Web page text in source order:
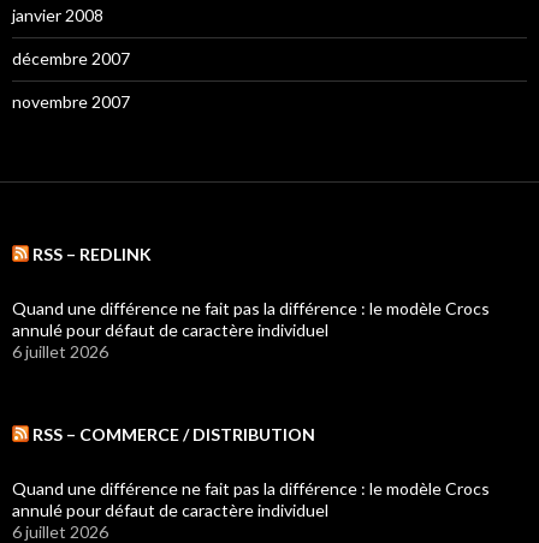
janvier 2008
décembre 2007
novembre 2007
RSS – REDLINK
Quand une différence ne fait pas la différence : le modèle Crocs
annulé pour défaut de caractère individuel
6 juillet 2026
RSS – COMMERCE / DISTRIBUTION
Quand une différence ne fait pas la différence : le modèle Crocs
annulé pour défaut de caractère individuel
6 juillet 2026